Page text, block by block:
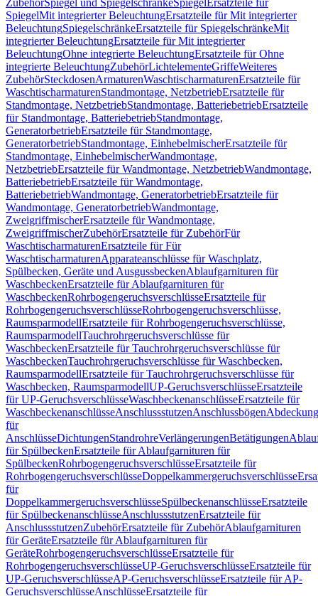
ZubehörSpiegel und SpiegelschränkeSpiegel Ersatzteile für
SpiegelMit integrierter BeleuchtungErsatzteile für Mit integrierter
BeleuchtungSpiegelschränkeErsatzteile für SpiegelschränkeMit
integrierter BeleuchtungErsatzteile für Mit integrierter
BeleuchtungOhne integrierte BeleuchtungErsatzteile für Ohne
integrierte BeleuchtungZubehörLichtelementeGriffeWeiteres
ZubehörSteckdosenArmaturenWaschtischarmaturenErsatzteile für
WaschtischarmaturenStandmontage, NetzbetriebErsatzteile für
Standmontage, NetzbetriebStandmontage, BatteriebetriebErsatzteile
für Standmontage, BatteriebetriebStandmontage,
GeneratorbetriebErsatzteile für Standmontage,
GeneratorbetriebStandmontage, EinhebelmischerErsatzteile für
Standmontage, EinhebelmischerWandmontage,
NetzbetriebErsatzteile für Wandmontage, NetzbetriebWandmontage,
BatteriebetriebErsatzteile für Wandmontage,
BatteriebetriebWandmontage, GeneratorbetriebErsatzteile für
Wandmontage, GeneratorbetriebWandmontage,
ZweigriffmischerErsatzteile für Wandmontage,
ZweigriffmischerZubehörErsatzteile für ZubehörFür
WaschtischarmaturenErsatzteile für Für
WaschtischarmaturenApparateanschlüsse für Waschplatz,
Spülbecken, Geräte und AusgussbeckenAblaufgarnituren für
WaschbeckenErsatzteile für Ablaufgarnituren für
WaschbeckenRohrbogengeruchsverschlüsseErsatzteile für
RohrbogengeruchsverschlüsseRohrbogengeruchsverschlüsse,
RaumsparmodellErsatzteile für Rohrbogengeruchsverschlüsse,
RaumsparmodellTauchrohrgeruchsverschlüsse für
WaschbeckenErsatzteile für Tauchrohrgeruchsverschlüsse für
WaschbeckenTauchrohrgeruchsverschlüsse für Waschbecken,
RaumsparmodellErsatzteile für Tauchrohrgeruchsverschlüsse für
Waschbecken, RaumsparmodellUP-GeruchsverschlüsseErsatzteile
für UP-GeruchsverschlüsseWaschbeckenanschlüsseErsatzteile für
WaschbeckenanschlüsseAnschlussstutzenAnschlussbögen
für
AnschlüsseDichtungenStandrohreVerlängerungenBetätigungen
für SpülbeckenErsatzteile für Ablaufgarnituren für
SpülbeckenRohrbogengeruchsverschlüsseErsatzteile für
RohrbogengeruchsverschlüsseDoppelkammergeruchsverschlüsse
für
DoppelkammergeruchsverschlüsseSpülbeckenanschlüsseErsatzteile
für SpülbeckenanschlüsseAnschlussstutzenErsatzteile für
AnschlussstutzenZubehörErsatzteile für ZubehörAblaufgarnituren
für GeräteErsatzteile für Ablaufgarnituren für
GeräteRohrbogengeruchsverschlüsseErsatzteile für
RohrbogengeruchsverschlüsseUP-GeruchsverschlüsseErsatzteile für
UP-GeruchsverschlüsseAP-GeruchsverschlüsseErsatzteile für AP-
GeruchsverschlüsseAnschlüsseErsatzteile für